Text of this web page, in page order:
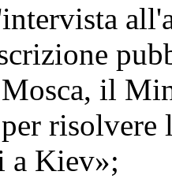
il
risolvere
a Kiev»;